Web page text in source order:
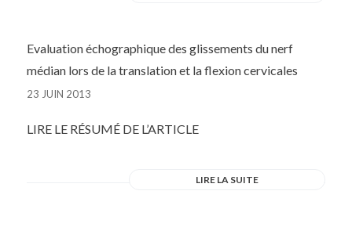
Evaluation échographique des glissements du nerf
médian lors de la translation et la flexion cervicales
23 JUIN 2013
LIRE LE RÉSUMÉ DE L’ARTICLE
LIRE LA SUITE